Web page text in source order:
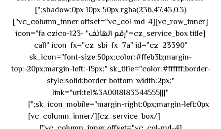
shadow:0px 10px 50px rgba(236,47,43,0.3);"]
[vc_row_inner][vc_column_inner offset="vc_col-md-4"]
[cz_service_box title="رقم الهاتف" icon="fa czico-123-
call" icon_fx="cz_sbi_fx_7a" id="cz_23390"
sk_icon="font-size:50px;color:#ffeb3b;margin-
top:-20px;margin-left:-15px;" sk_title="color:#ffffff;border-
style:solid;border-bottom-width:2px;"
link="url:tel%3A0018183344555|||"
sk_icon_mobile="margin-right:0px;margin-left:0px;"]
[/cz_service_box][/vc_column_inner]